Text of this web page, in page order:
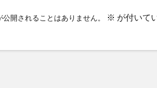
開されることはありません。 ※ が付いて